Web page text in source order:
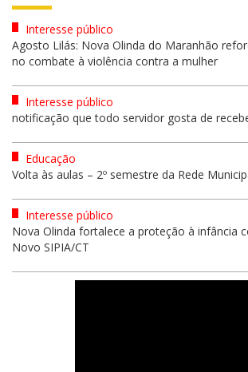
Interesse público
Agosto Lilás: Nova Olinda do Maranhão
no combate à violência contra a mulher
Interesse público
notificação que todo servidor gosta de
Educação
Volta às aulas – 2º semestre da Rede
Interesse público
Nova Olinda fortalece a proteção à infância
Novo SIPIA/CT